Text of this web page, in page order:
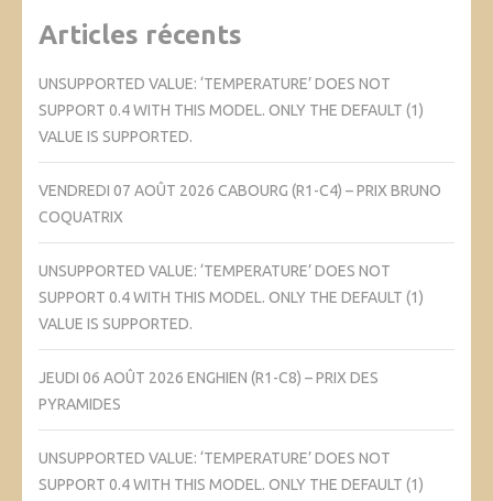
Articles récents
UNSUPPORTED VALUE: ‘TEMPERATURE’ DOES NOT
SUPPORT 0.4 WITH THIS MODEL. ONLY THE DEFAULT (1)
VALUE IS SUPPORTED.
VENDREDI 07 AOÛT 2026 CABOURG (R1-C4) – PRIX BRUNO
COQUATRIX
UNSUPPORTED VALUE: ‘TEMPERATURE’ DOES NOT
SUPPORT 0.4 WITH THIS MODEL. ONLY THE DEFAULT (1)
VALUE IS SUPPORTED.
JEUDI 06 AOÛT 2026 ENGHIEN (R1-C8) – PRIX DES
PYRAMIDES
UNSUPPORTED VALUE: ‘TEMPERATURE’ DOES NOT
SUPPORT 0.4 WITH THIS MODEL. ONLY THE DEFAULT (1)